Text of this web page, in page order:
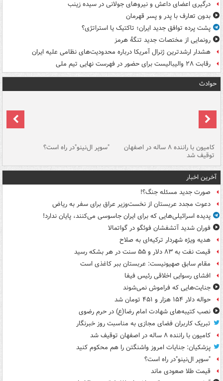
درگیری اعضای داعش و نیروهای جولانی در سیده زینب
بدون تعارف با پدر و پسر قهرمان
پشت پرده توافق جدید ایران؛ تاکتیک یا استراتژی؟
رونمایی از مختصات جدید تنگۀ هرمز
هشدار ارشدترین ژنرال آمریکا درباره محدودیت‌های نظامی علیه ایران
رقابت ۲۸ والیبالیست برای حضور در فهرست نهایی تیم ملی
حوادث
کامیون با راننده ۸ ساله در اصفهان
توقیف شد
"سوپر ال‌نینو"در راه است؟
آخرین اخبار
صورت جدید مسئله جنگ؟!
دعوت مجدد عربستان از نخست‌وزیر عراق برای سفر به ریاض
پدیده اسرائیلی‌هایی که برای ایران جاسوسی می‌کنند، پایان ندارد!
فوران شدید آتشفشان فوئگو در گواتمالا
هدیه ویژه شهردار ترکیه‌ای به صلاح
قیمت نفت به ۸۳ دلار و ۵۵ سنت در هر بشکه رسید
مقام سابق صهیونیست: عربستان ببر کاغذی است
افشای رسوایی اخلاقی رئیس فیفا
جنایت‌هایی که فراموش نمی‌شوند
حواله دلار ۱۵۴ هزار و ۴۵۱ تومان شد
نصب کتیبه‌های شهادت امام رضا(ع) در حرم رضوی
تبریک کاربران فضای مجازی به مناسبت روز خبرنگار
کامیون با راننده ۸ ساله در اصفهان توقیف شد
پزشکیان: جنایات امروز واشنگتن را هم محکوم کنید
"سوپر ال‌نینو"در راه است؟
قیمت طلا صعودی ماند